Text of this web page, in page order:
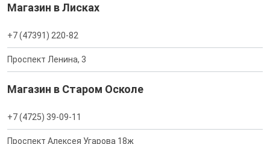
Магазин в Лисках
+7 (47391) 220-82
Проспект Ленина, 3
Магазин в Старом Осколе
+7 (4725) 39-09-11
Проспект Алексея Угарова 18ж